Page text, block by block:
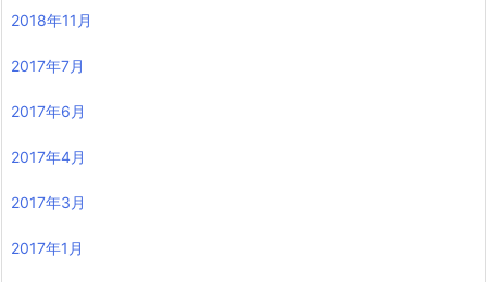
2018年11月
2017年7月
2017年6月
2017年4月
2017年3月
2017年1月